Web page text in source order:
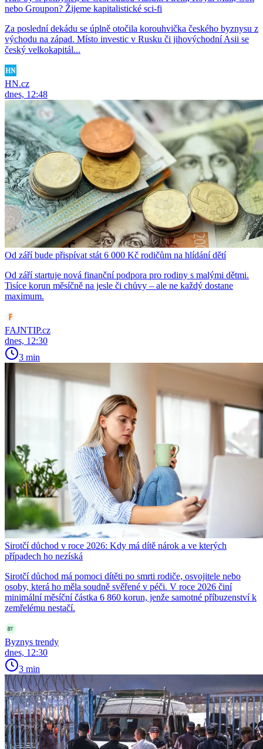
nebo Groupon? Žijeme kapitalistické sci-fi
Za poslední dekádu se úplně otočila korouhvička českého byznysu z
východu na západ. Místo investic v Rusku či jihovýchodní Asii se
český velkokapitál...
HN.cz
dnes, 12:48
Od září bude přispívat stát 6 000 Kč rodičům na hlídání dětí
Od září startuje nová finanční podpora pro rodiny s malými dětmi.
Tisíce korun měsíčně na jesle či chůvy – ale ne každý dostane
maximum.
FAJNTIP.cz
dnes, 12:30
3 min
Sirotčí důchod v roce 2026: Kdy má dítě nárok a ve kterých
případech ho nezíská
Sirotčí důchod má pomoci dítěti po smrti rodiče, osvojitele nebo
osoby, která ho měla soudně svěřené v péči. V roce 2026 činí
minimální měsíční částka 6 860 korun, jenže samotné příbuzenství k
zemřelému nestačí.
Byznys trendy
dnes, 12:30
3 min